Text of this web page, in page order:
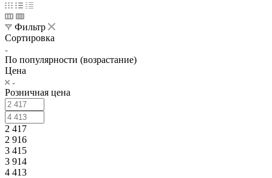
Фильтр
Сортировка
По популярности (возрастание)
Цена
Розничная цена
2 417
2 916
3 415
3 914
4 413